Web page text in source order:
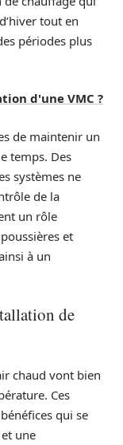
tout en
périodes plus
d'une VMC ?
de maintenir un
temps. Des
systèmes ne
de la
un rôle
et
à un
de
chaud vont bien
Ces
qui se
une